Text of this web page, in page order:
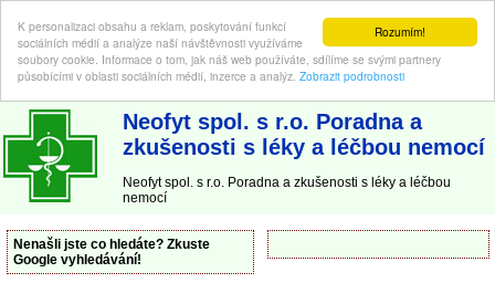
Rozumím!
K personalizaci obsahu a reklam, poskytování funkcí
sociálních médií a analýze naší návštěvnosti využíváme
soubory cookie. Informace o tom, jak náš web používáte, sdílíme se svými partnery
působícími v oblasti sociálních médií, inzerce a analýz. Zobrazit podrobnosti
ABC-LEKARNA.cz | Poradna a zkušenosti s léky a léčbou nemocí
Neofyt spol. s r.o. Poradna a
zkušenosti s léky a léčbou nemocí
Neofyt spol. s r.o. Poradna a zkušenosti s léky a léčbou
nemocí
Nenašli jste co hledáte? Zkuste
Google vyhledávání!